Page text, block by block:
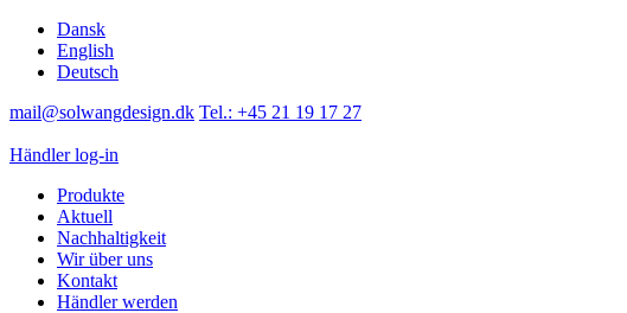
Dansk
English
Deutsch
mail@solwangdesign.dk Tel.: +45 21 19 17 27
Händler log-in
Produkte
Aktuell
Nachhaltigkeit
Wir über uns
Kontakt
Händler werden